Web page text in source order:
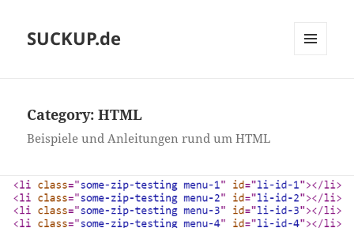
SUCKUP.de
Category:HTML
Beispiele und Anleitungen rund um HTML